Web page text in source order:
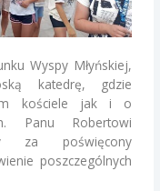
Wyspy Młyńskiej,
katedrę, gdzie
kościele jak i o
Panu Robertowi
za poświęcony
poszczególnych